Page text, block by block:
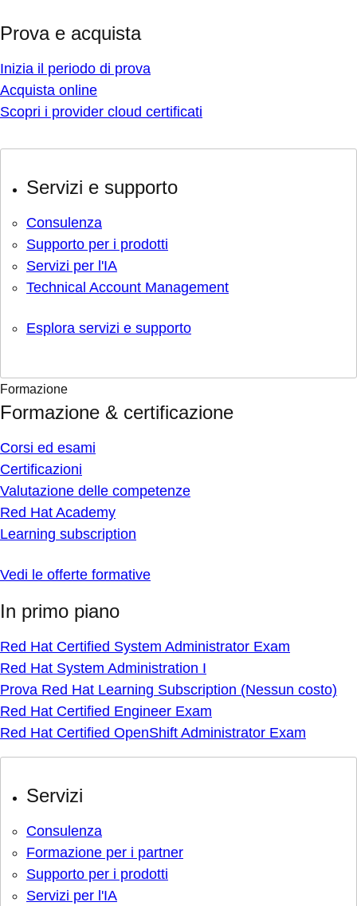
Prova e acquista
Inizia il periodo di prova
Acquista online
Scopri i provider cloud certificati
Servizi e supporto
Consulenza
Supporto per i prodotti
Servizi per l'IA
Technical Account Management
Esplora servizi e supporto
Formazione
Formazione & certificazione
Corsi ed esami
Certificazioni
Valutazione delle competenze
Red Hat Academy
Learning subscription
Vedi le offerte formative
In primo piano
Red Hat Certified System Administrator Exam
Red Hat System Administration I
Prova Red Hat Learning Subscription (Nessun costo)
Red Hat Certified Engineer Exam
Red Hat Certified OpenShift Administrator Exam
Servizi
Consulenza
Formazione per i partner
Supporto per i prodotti
Servizi per l'IA